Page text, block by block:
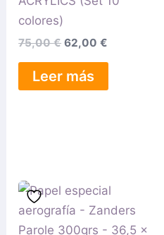
colores)
75,00€ 62,00€
Leer más